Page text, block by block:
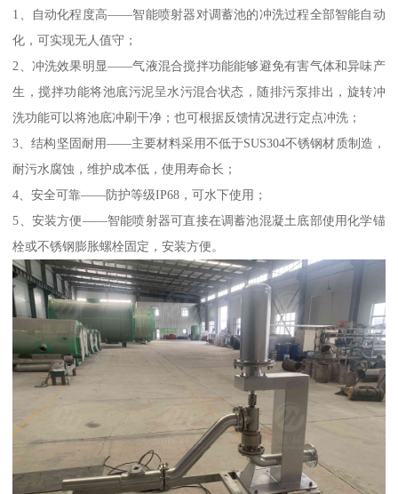
1、自动化程度高——智能喷射器对调蓄池的冲洗过程全部智能自动
化，可实现无人值守；
2、冲洗效果明显——气液混合搅拌功能能够避免有害气体和异味产
生，搅拌功能将池底污泥呈水污混合状态，随排污泵排出，旋转冲
洗功能可以将池底冲刷干净；也可根据反馈情况进行定点冲洗；
3、结构坚固耐用——主要材料采用不低于SUS304不锈钢材质制造，
耐污水腐蚀，维护成本低，使用寿命长；
4、安全可靠——防护等级IP68，可水下使用；
5、安装方便——智能喷射器可直接在调蓄池混凝土底部使用化学锚
栓或不锈钢膨胀螺栓固定，安装方便。